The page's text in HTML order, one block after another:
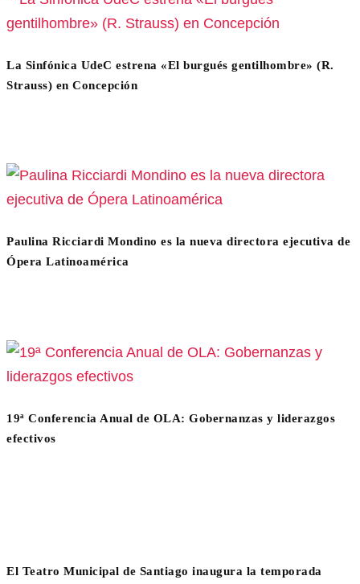
La Sinfónica UdeC estrena «El burgués gentilhombre» (R.
Strauss) en Concepción
Paulina Ricciardi Mondino es la nueva directora ejecutiva de
Ópera Latinoamérica
19ª Conferencia Anual de OLA: Gobernanzas y liderazgos
efectivos
El Teatro Municipal de Santiago inaugura la temporada